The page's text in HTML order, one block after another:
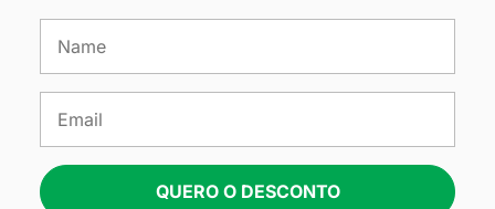
QUERO O DESCONTO